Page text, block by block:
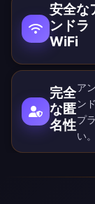
安全な
ンドラ
WiFi
完全
な匿
名性
ア
ン
プ
い。